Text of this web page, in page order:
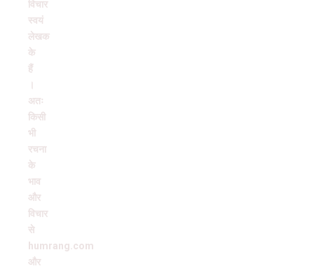
विचार
स्वयं
लेखक
के
हैं
अतः
किसी
भी
रचना
के
भाव
और
विचार
से
humrang.com
और